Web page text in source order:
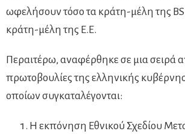
ωφελήσουν τόσο τα κράτη-μέλη της
κράτη-μέλη της Ε.Ε.
Περαιτέρω, αναφέρθηκε σε μια σειρά
πρωτοβουλίες της ελληνικής
οποίων συγκαταλέγονται:
Η εκπόνηση Εθνικού Σχεδίου